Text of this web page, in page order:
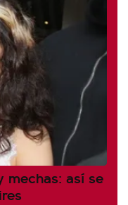
mechas: así se